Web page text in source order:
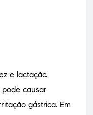
e lactação.
pode causar
gástrica. Em